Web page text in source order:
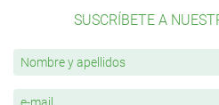
SUSCRÍBETE A